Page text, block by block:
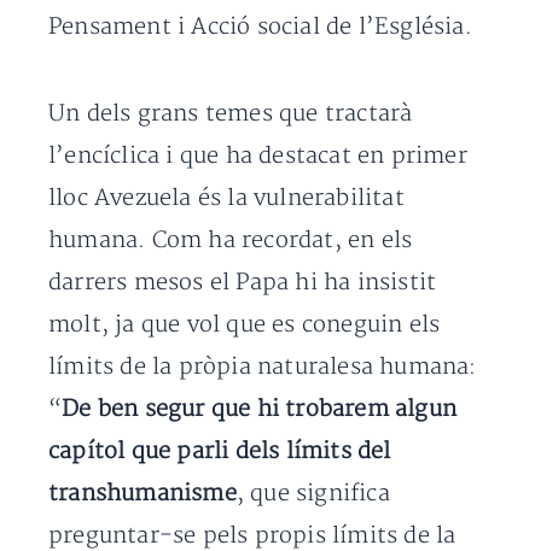
Pensament i Acció social de l’Església.
Un dels grans temes que tractarà
l’encíclica i que ha destacat en primer
lloc Avezuela és la vulnerabilitat
humana. Com ha recordat, en els
darrers mesos el Papa hi ha insistit
molt, ja que vol que es coneguin els
límits de la pròpia naturalesa humana:
“De ben segur que hi trobarem algun
capítol que parli dels límits del
transhumanisme, que significa
preguntar-se pels propis límits de la